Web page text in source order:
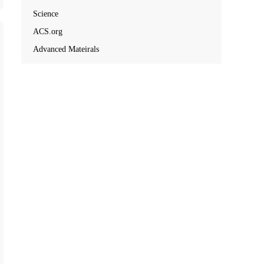
Science
ACS.org
Advanced Mateirals